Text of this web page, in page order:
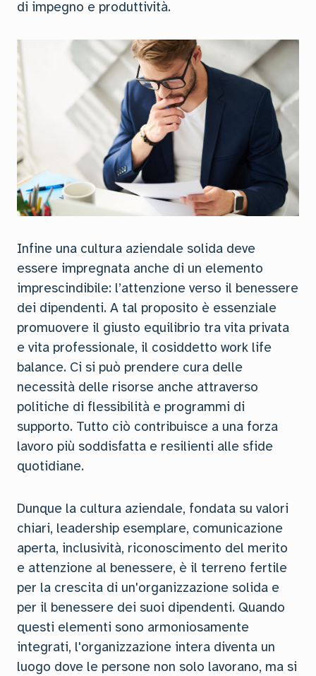
di impegno e produttività.
Infine una cultura aziendale solida deve
essere impregnata anche di un elemento
imprescindibile: l’attenzione verso il benessere
dei dipendenti. A tal proposito è essenziale
promuovere il giusto equilibrio tra vita privata
e vita professionale, il cosiddetto work life
balance. Ci si può prendere cura delle
necessità delle risorse anche attraverso
politiche di flessibilità e programmi di
supporto. Tutto ciò contribuisce a una forza
lavoro più soddisfatta e resilienti alle sfide
quotidiane.
Dunque la cultura aziendale, fondata su valori
chiari, leadership esemplare, comunicazione
aperta, inclusività, riconoscimento del merito
e attenzione al benessere, è il terreno fertile
per la crescita di un'organizzazione solida e
per il benessere dei suoi dipendenti. Quando
questi elementi sono armoniosamente
integrati, l'organizzazione intera diventa un
luogo dove le persone non solo lavorano, ma si